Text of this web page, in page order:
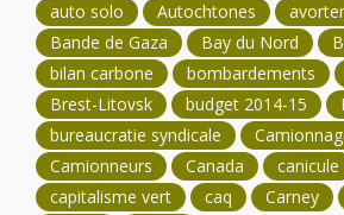
auto solo
Autochtones
Bande de Gaza
Bay du Nord
bilan carbone
bombardements
Brest-Litovsk
budget 2014-15
bureaucratie syndicale
Camionneurs
Canada canicule
capitalisme vert
caq Carney